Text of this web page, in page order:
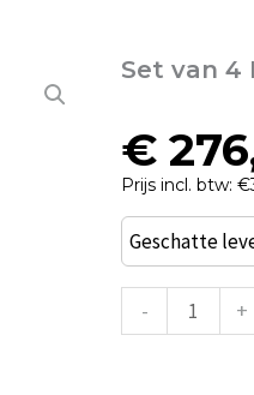
Set van 4
€
Prijs incl. btw:
Geschatte
-
Set
van
Lovely
+